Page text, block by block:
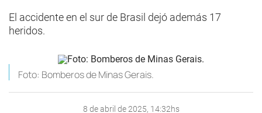
El accidente en el sur de Brasil dejó además 17
heridos.
Foto: Bomberos de Minas Gerais.
8 de abril de 2025, 14:32hs